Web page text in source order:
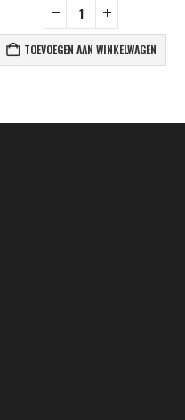
TOEVOEGEN AAN WINKELWAGEN